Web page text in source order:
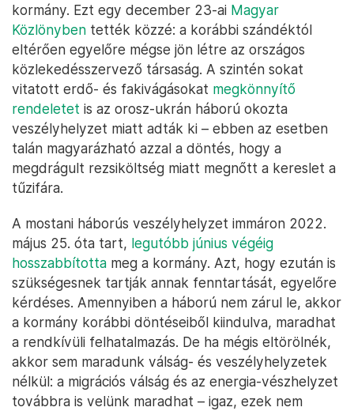
kormány. Ezt egy december 23-ai Magyar
Közlönyben tették közzé: a korábbi szándéktól
eltérően egyelőre mégse jön létre az országos
közlekedésszervező társaság. A szintén sokat
vitatott erdő- és fakivágásokat megkönnyítő
rendeletet is az orosz-ukrán háború okozta
veszélyhelyzet miatt adták ki – ebben az esetben
talán magyarázható azzal a döntés, hogy a
megdrágult rezsiköltség miatt megnőtt a kereslet a
tűzifára.
A mostani háborús veszélyhelyzet immáron 2022.
május 25. óta tart, legutóbb június végéig
hosszabbította meg a kormány. Azt, hogy ezután is
szükségesnek tartják annak fenntartását, egyelőre
kérdéses. Amennyiben a háború nem zárul le, akkor
a kormány korábbi döntéseiből kiindulva, maradhat
a rendkívüli felhatalmazás. De ha mégis eltörölnék,
akkor sem maradunk válság- és veszélyhelyzetek
nélkül: a migrációs válság és az energia-vészhelyzet
továbbra is velünk maradhat – igaz, ezek nem